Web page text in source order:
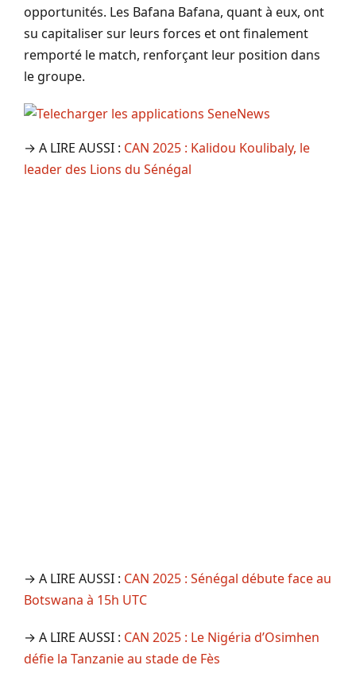
opportunités. Les Bafana Bafana, quant à eux, ont
su capitaliser sur leurs forces et ont finalement
remporté le match, renforçant leur position dans
le groupe.
→ A LIRE AUSSI : CAN 2025 : Kalidou Koulibaly, le
leader des Lions du Sénégal
→ A LIRE AUSSI : CAN 2025 : Sénégal débute face au
Botswana à 15h UTC
→ A LIRE AUSSI : CAN 2025 : Le Nigéria d’Osimhen
défie la Tanzanie au stade de Fès